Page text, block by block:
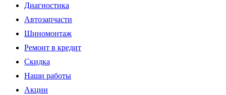
Диагностика
Автозапчасти
Шиномонтаж
Ремонт в кредит
Скидка
Наши работы
Акции